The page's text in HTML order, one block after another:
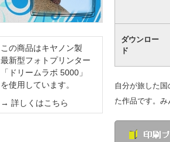
この商品はキヤノン製
最新型フォトプリンター
「ドリームラボ 5000」
を使用しています。
詳しくはこちら
ダウンロー
ド
自分が旅した
た作品です。